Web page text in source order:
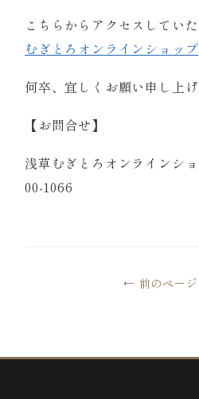
こちらからアクセスしてい
むぎとろオンラインショップ
何卒、宜しくお願い申し上げ
【お問合せ】
浅草むぎとろオンライン
00-1066
← 前のページ